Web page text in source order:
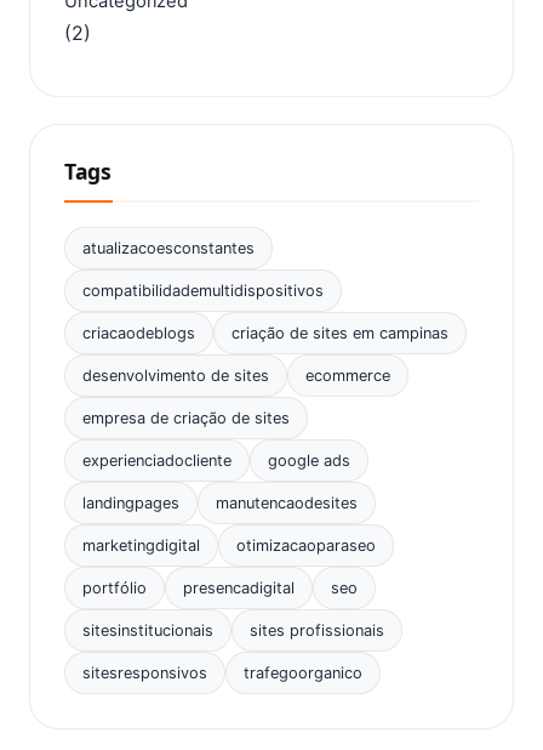
(2)
Tags
atualizacoesconstantes
compatibilidademultidispositivos
criacaodeblogs criação de sites em campinas
desenvolvimento de sites ecommerce
empresa de criação de sites
experienciadocliente google ads
landingpages manutencaodesites
marketingdigital otimizacaoparaseo
portfólio presencadigital seo
sitesinstitucionais sites profissionais
sitesresponsivos trafegoorganico